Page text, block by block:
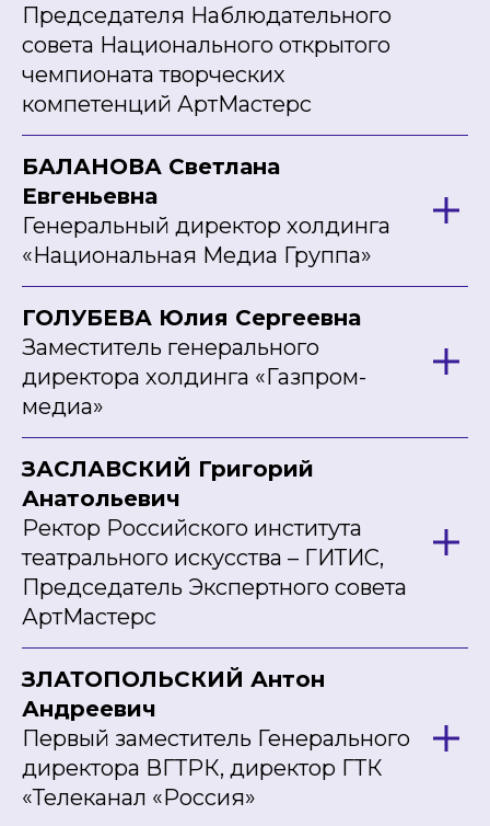
Председателя Наблюдательного
совета Национального открытого
чемпионата творческих
компетенций АртМастерс
БАЛАНОВА Светлана
Евгеньевна
Генеральный директор холдинга
«Национальная Медиа Группа»
ГОЛУБЕВА Юлия Сергеевна
Заместитель генерального
директора холдинга «Газпром-
медиа»
ЗАСЛАВСКИЙ Григорий
Анатольевич
Ректор Российского института
театрального искусства – ГИТИС,
Председатель Экспертного совета
АртМастерс
ЗЛАТОПОЛЬСКИЙ Антон
Андреевич
Первый заместитель Генерального
директора ВГТРК, директор ГТК
«Телеканал «Россия»